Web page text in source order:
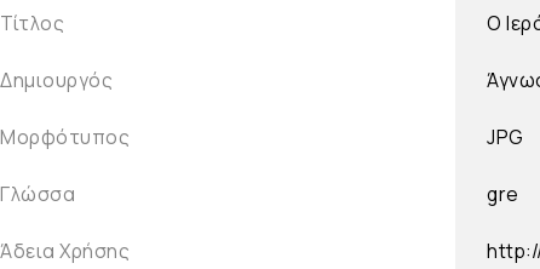
Τίτλος Ο
Δημιουργός
Μορφότυπος JPG
Γλώσσα gre
Άδεια Χρήσης